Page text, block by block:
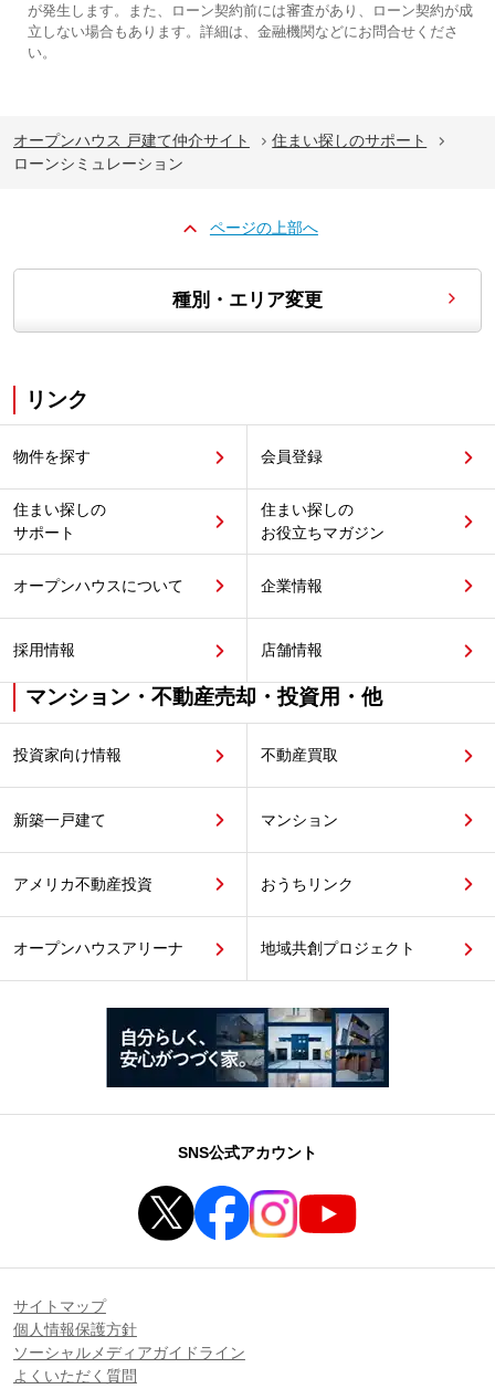
が発生します。また、ローン契約前には審査があり、ローン契約が成
立しない場合もあります。詳細は、金融機関などにお問合せくださ
い。
オープンハウス 戸建て仲介サイト
住まい探しのサポート
ローンシミュレーション
ページの上部へ
種別・エリア変更
リンク
物件を探す 会員登録
住まい探しの
サポート
住まい探しの
お役立ちマガジン
オープンハウスについて 企業情報
採用情報 店舗情報
マンション・不動産売却・投資用・他
投資家向け情報 不動産買取
新築一戸建て マンション
アメリカ不動産投資 おうちリンク
オープンハウスアリーナ 地域共創プロジェクト
SNS公式アカウント
サイトマップ
個人情報保護方針
ソーシャルメディアガイドライン
よくいただく質問